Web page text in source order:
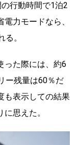
行動時間で1泊2
力モードなら、
。
った際には、約6
ー残量は60％だ
も表示しての結果
思えた。